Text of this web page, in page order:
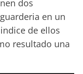
dos
en un
de ellos
resultado una